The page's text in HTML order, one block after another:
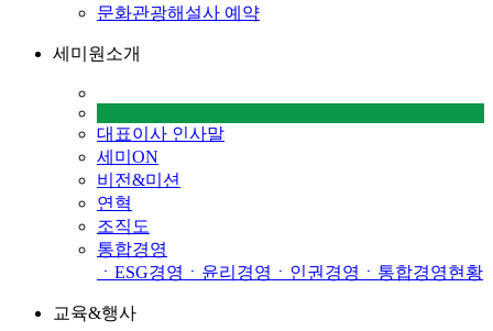
문화관광해설사 예약
세미원소개
대표이사 인사말
세미ON
비전&미션
연혁
조직도
통합경영
ㆍESG경영 ㆍ윤리경영 ㆍ인권경영 ㆍ통합경영현황
교육&행사